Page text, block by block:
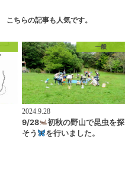
こちらの記事も人気です。
一般
2024.9.28
9/28
初秋の野山で昆虫を探
そう
を行いました。